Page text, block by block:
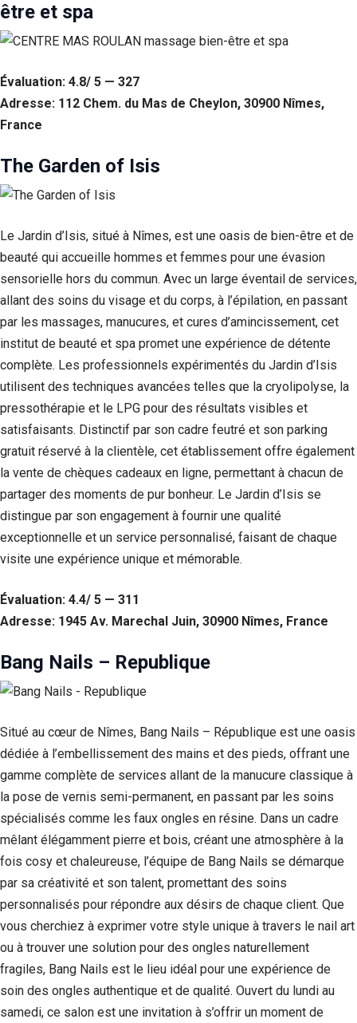
être et spa
Évaluation: 4.8/ 5 — 327
Adresse: 112 Chem. du Mas de Cheylon, 30900 Nîmes,
France
The Garden of Isis
Le Jardin d’Isis, situé à Nîmes, est une oasis de bien-être et de
beauté qui accueille hommes et femmes pour une évasion
sensorielle hors du commun. Avec un large éventail de services,
allant des soins du visage et du corps, à l’épilation, en passant
par les massages, manucures, et cures d’amincissement, cet
institut de beauté et spa promet une expérience de détente
complète. Les professionnels expérimentés du Jardin d’Isis
utilisent des techniques avancées telles que la cryolipolyse, la
pressothérapie et le LPG pour des résultats visibles et
satisfaisants. Distinctif par son cadre feutré et son parking
gratuit réservé à la clientèle, cet établissement offre également
la vente de chèques cadeaux en ligne, permettant à chacun de
partager des moments de pur bonheur. Le Jardin d’Isis se
distingue par son engagement à fournir une qualité
exceptionnelle et un service personnalisé, faisant de chaque
visite une expérience unique et mémorable.
Évaluation: 4.4/ 5 — 311
Adresse: 1945 Av. Marechal Juin, 30900 Nîmes, France
Bang Nails – Republique
Situé au cœur de Nîmes, Bang Nails – République est une oasis
dédiée à l’embellissement des mains et des pieds, offrant une
gamme complète de services allant de la manucure classique à
la pose de vernis semi-permanent, en passant par les soins
spécialisés comme les faux ongles en résine. Dans un cadre
mêlant élégamment pierre et bois, créant une atmosphère à la
fois cosy et chaleureuse, l’équipe de Bang Nails se démarque
par sa créativité et son talent, promettant des soins
personnalisés pour répondre aux désirs de chaque client. Que
vous cherchiez à exprimer votre style unique à travers le nail art
ou à trouver une solution pour des ongles naturellement
fragiles, Bang Nails est le lieu idéal pour une expérience de
soin des ongles authentique et de qualité. Ouvert du lundi au
samedi, ce salon est une invitation à s’offrir un moment de
Ces cookies ne
sont pas
sont
nécessaires au
du site Web.
Statistiques
nous
puissions
améliorer la
fonctionnalité
et la structure
du site Web,
en fonction
de la façon
dont le site
utilisé.
Experience
fonctionne
possible lors
Si vous
cookies,
certaines
disparaîtront
du site Web.
Marketing
En partageant
votre intérêt et
comportement
lorsque vous
visitez notre
site, vous
augmentez les
chances de